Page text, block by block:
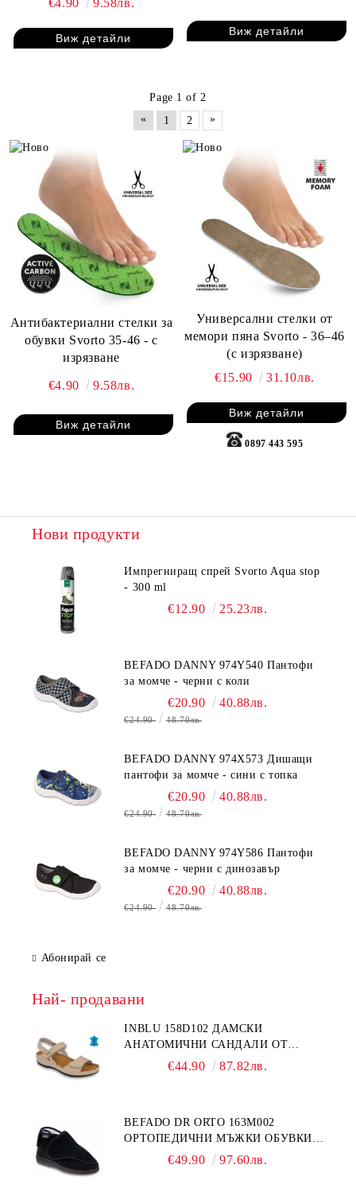
€4.90 9.58лв.
Виж детайли
Виж детайли
Page 1 of 2
«
1 2 »
Антибактериални стелки за
обувки Svorto 35-46 - с
изрязване
€4.90 9.58лв.
Виж детайли
Универсални стелки от
мемори пяна Svorto - 36–46
(с изрязване)
€15.90
31.10лв.
Виж детайли
0897 443 595
Нови продукти
Импрегниращ спрей Svorto Aqua stop
- 300 ml
€12.90 25.23лв.
BEFADO DANNY 974Y540 Пантофи
за момче - черни с коли
€20.90 40.88лв.
€24.90 48.70лв.
BEFADO DANNY 974X573 Дишащи
пантофи за момче - сини с топка
€20.90 40.88лв.
€24.90 48.70лв.
BEFADO DANNY 974Y586 Пантофи
за момче - черни с динозавър
€20.90 40.88лв.
€24.90 48.70лв.
Абонирай се
Най- продавани
INBLU 158D102 ДАМСКИ
АНАТОМИЧНИ САНДАЛИ ОТ
ЕСТЕСТВЕНА КОЖА, БЕЖОВИ
€44.90 87.82лв.
BEFADO DR ORTO 163M002
ОРТОПЕДИЧНИ МЪЖКИ ОБУВКИ
ЗА ГИПСИРАН ИЛИ СВРЪХ
€49.90 97.60лв.